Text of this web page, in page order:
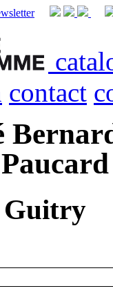
contact
Guitry